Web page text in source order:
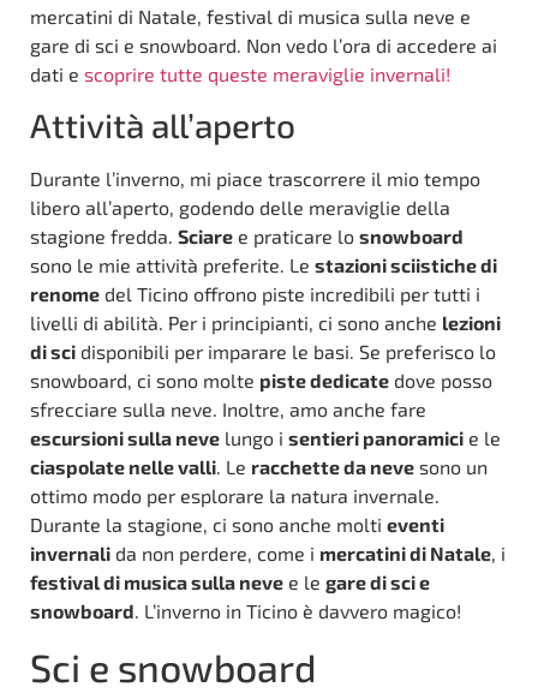
mercatini di Natale, festival di musica sulla neve e
gare di sci e snowboard. Non vedo l’ora di accedere ai
dati e scoprire tutte queste meraviglie invernali!
Attività all’aperto
Durante l’inverno, mi piace trascorrere il mio tempo
libero all’aperto, godendo delle meraviglie della
stagione fredda. Sciare e praticare lo snowboard
sono le mie attività preferite. Le stazioni sciistiche di
renome del Ticino offrono piste incredibili per tutti i
livelli di abilità. Per i principianti, ci sono anche lezioni
di sci disponibili per imparare le basi. Se preferisco lo
snowboard, ci sono molte piste dedicate dove posso
sfrecciare sulla neve. Inoltre, amo anche fare
escursioni sulla neve lungo i sentieri panoramici e le
ciaspolate nelle valli. Le racchette da neve sono un
ottimo modo per esplorare la natura invernale.
Durante la stagione, ci sono anche molti eventi
invernali da non perdere, come i mercatini di Natale, i
festival di musica sulla neve e le gare di sci e
snowboard. L’inverno in Ticino è davvero magico!
Sci e snowboard